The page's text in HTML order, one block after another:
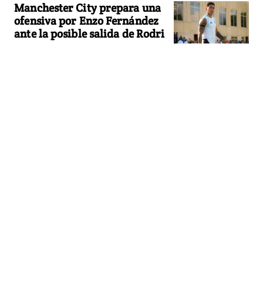
Manchester City prepara una
ofensiva por Enzo Fernández
ante la posible salida de Rodri